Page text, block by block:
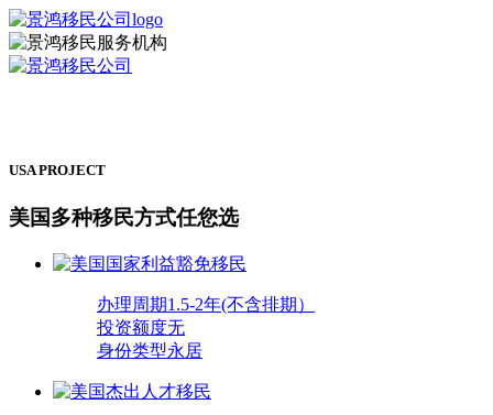
USA PROJECT
美国多种移民方式任您选
办理周期1.5-2年(不含排期）
投资额度无
身份类型永居